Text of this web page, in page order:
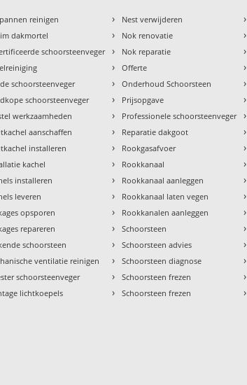
reinigen
dakmortel
schoorsteenveger
schoorsteenveger
schoorsteenveger
werkzaamheden
aanschaffen
installeren
kachel
installeren
leveren
opsporen
repareren
schoorsteen
ventilatie reinigen
schoorsteenveger
lichtkoepels
› Nest verwijderen
› Nok renovatie
› Nok reparatie
› Offerte
› Onderhoud Schoorsteen
› Prijsopgave
› Professionele schoorsteenveger
› Reparatie dakgoot
› Rookgasafvoer
› Rookkanaal
› Rookkanaal aanleggen
› Rookkanaal laten vegen
› Rookkanalen aanleggen
› Schoorsteen
› Schoorsteen advies
› Schoorsteen diagnose
› Schoorsteen frezen
› Schoorsteen frezen
›
›
›
›
›
›
›
›
›
›
›
›
›
›
›
›
›
›